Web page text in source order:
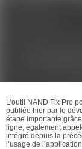
L’outil NAND Fix Pro
publiée hier par le
étape importante
ligne, également
intégré depuis la
l’usage de